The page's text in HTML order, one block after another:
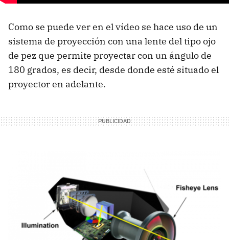
Como se puede ver en el vídeo se hace uso de un
sistema de proyección con una lente del tipo ojo
de pez que permite proyectar con un ángulo de
180 grados, es decir, desde donde esté situado el
proyector en adelante.